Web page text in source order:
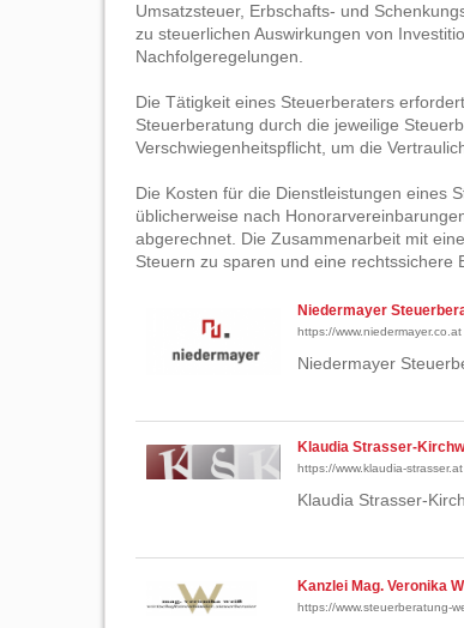
Umsatzsteuer, Erbschafts- und
zu steuerlichen Auswirkungen von
Nachfolgeregelungen.
Die Tätigkeit eines Steuerberaters
Steuerberatung durch die jeweilige
Verschwiegenheitspflicht, um die
Die Kosten für die Dienstleistungen eines
üblicherweise nach
abgerechnet. Die Zusammenarbeit mit
Steuern zu sparen und eine rechtssichere
Niedermayer
https://www.niedermayer.co.at
Niedermayer
Klaudia Strasser-
https://www.klaudia-strasser.at
Klaudia Strasser-
Kanzlei Mag. Veronika
https://www.steuerberatung-